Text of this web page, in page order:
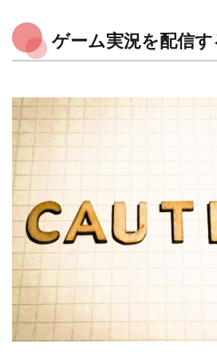
ゲーム実況を配信